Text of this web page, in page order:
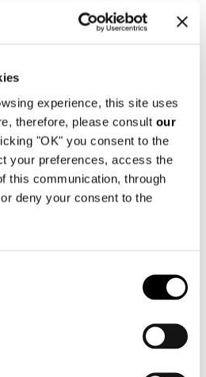
experience, this site uses
therefore, please consult our
"OK" you consent to the
your preferences, access the
this communication, through
deny your consent to the